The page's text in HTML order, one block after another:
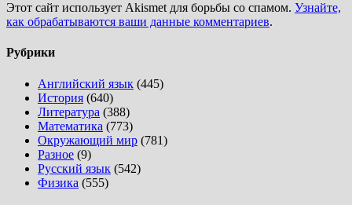
Этот сайт использует Akismet для борьбы со спамом. Узнайте,
как обрабатываются ваши данные комментариев.
Рубрики
Английский язык (445)
История (640)
Литература (388)
Математика (773)
Окружающий мир (781)
Разное (9)
Русский язык (542)
Физика (555)